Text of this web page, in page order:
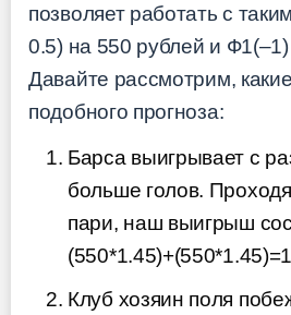
позволяет работать с
0.5) на 550 рублей и
Давайте рассмотрим,
подобного прогноза:
Барса выигрывает с
больше голов.
пари, наш выигрыш
Клуб хозяин поля